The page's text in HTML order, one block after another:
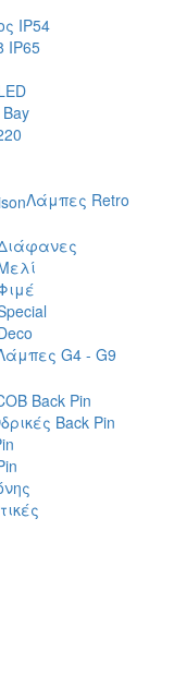
IP54
IP65
Λάμπες Retro
G4 - G9
Back Pin
Back Pin